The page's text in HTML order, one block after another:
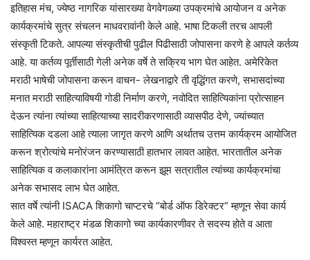
इतिहास मंच, ज्येष्ठ नागरिक यांसारख्या वेगवेगळ्या उपक्रमांचे आयोजन व अनेक
कार्यक्रमांचे सुत्र संचलन माधवरावांनी केले आहे. भाषा टिकली तरच आपली
संस्कृती टिकते. आपल्या संस्कृतीची पुढील पिढीसाठी जोपासना करणे हे आपले कर्तव्य
आहे. या कर्तव्य पूर्तीसाठी गेली अनेक वर्षे ते सक्रिय भाग घेत आहेत. अमेरिकेत
मराठी भाषेची जोपासना करून वाचन- लेखनाद्वारे ती वृद्धिंगत करणे, सभासदांच्या
मनात मराठी साहित्याविषयी गोडी निर्माण करणे, नवोदित साहित्यिकांना प्रोत्साहन
देऊन त्यांना त्यांच्या साहित्याच्या सादरीकरणासाठी व्यासपीठ देणे, ज्यांच्यात
साहित्यिक दडला आहे त्याला जागृत करणे आणि अर्थातच उत्तम कार्यक्रम आयोजित
करून श्रोत्यांचे मनोरंजन करण्यासाठी हातभार लावत आहेत. भारतातील अनेक
साहित्यिक व कलाकारांना आमंत्रित करून झूम सत्रातील त्यांच्या कार्यक्रमांचा
अनेक सभासद लाभ घेत आहेत.
सात वर्षे त्यांनी ISACA शिकागो चाप्टरचे “बोर्ड ऑफ डिरेक्टर“ म्हणून सेवा कार्य
केले आहे. महाराष्ट्र मंडळ शिकागो च्या कार्यकारणीवर ते सदस्य होते व आता
विश्वस्त म्हणून कार्यरत आहेत.